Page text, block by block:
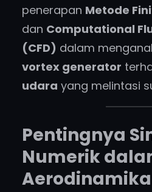
penerapan Metode
dan Computational
(CFD) dalam
vortex generator
udara yang melintasi
Pentingnya
Numerik
Aerodinamika